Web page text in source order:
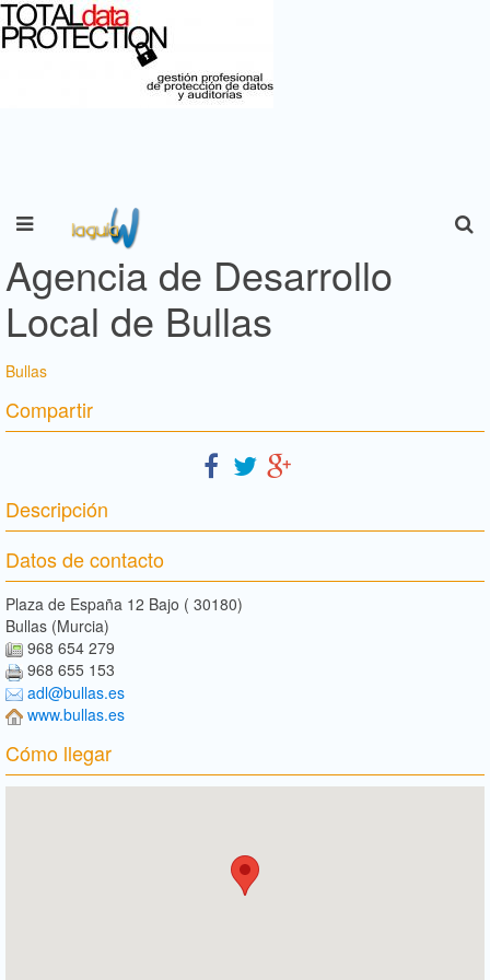
Agencia de Desarrollo
Local de Bullas
Bullas
Compartir
Descripción
Datos de contacto
Plaza de España 12 Bajo ( 30180)
Bullas (Murcia)
968 654 279
968 655 153
adl@bullas.es
www.bullas.es
Cómo llegar